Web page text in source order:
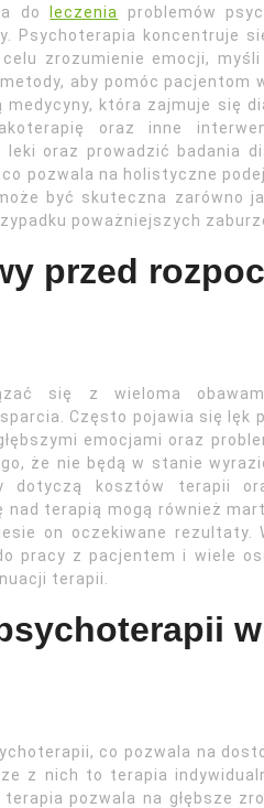
do leczenia
problemów
Psychoterapia koncentruje
zrozumienie emocji, myśli
aby pomóc pacjentom
która zajmuje się
oraz inne
oraz prowadzić badania
pozwala na holistyczne
być skuteczna zarówno
poważniejszych
przed
się z wieloma
Często pojawia się lęk
emocjami oraz
że nie będą w stanie
dotyczą kosztów terapii
terapią mogą również
on oczekiwane rezultaty.
pracy z pacjentem i wiele
terapii.
w
co pozwala na
z nich to terapia
pozwala na głębsze